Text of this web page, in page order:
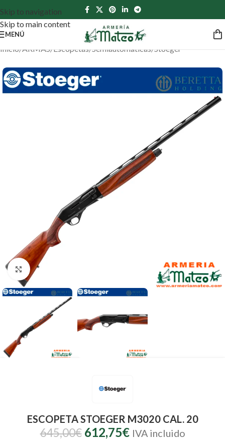
Skip to navigation
Skip to main content
MENÚ
Inicio/ARMAS/ Escopetas/Semiautomáticas/Stoeger
Clic para ampliar
ESCOPETA STOEGER M3020 CAL. 20
645,00€ 612,75€ IVA incluido